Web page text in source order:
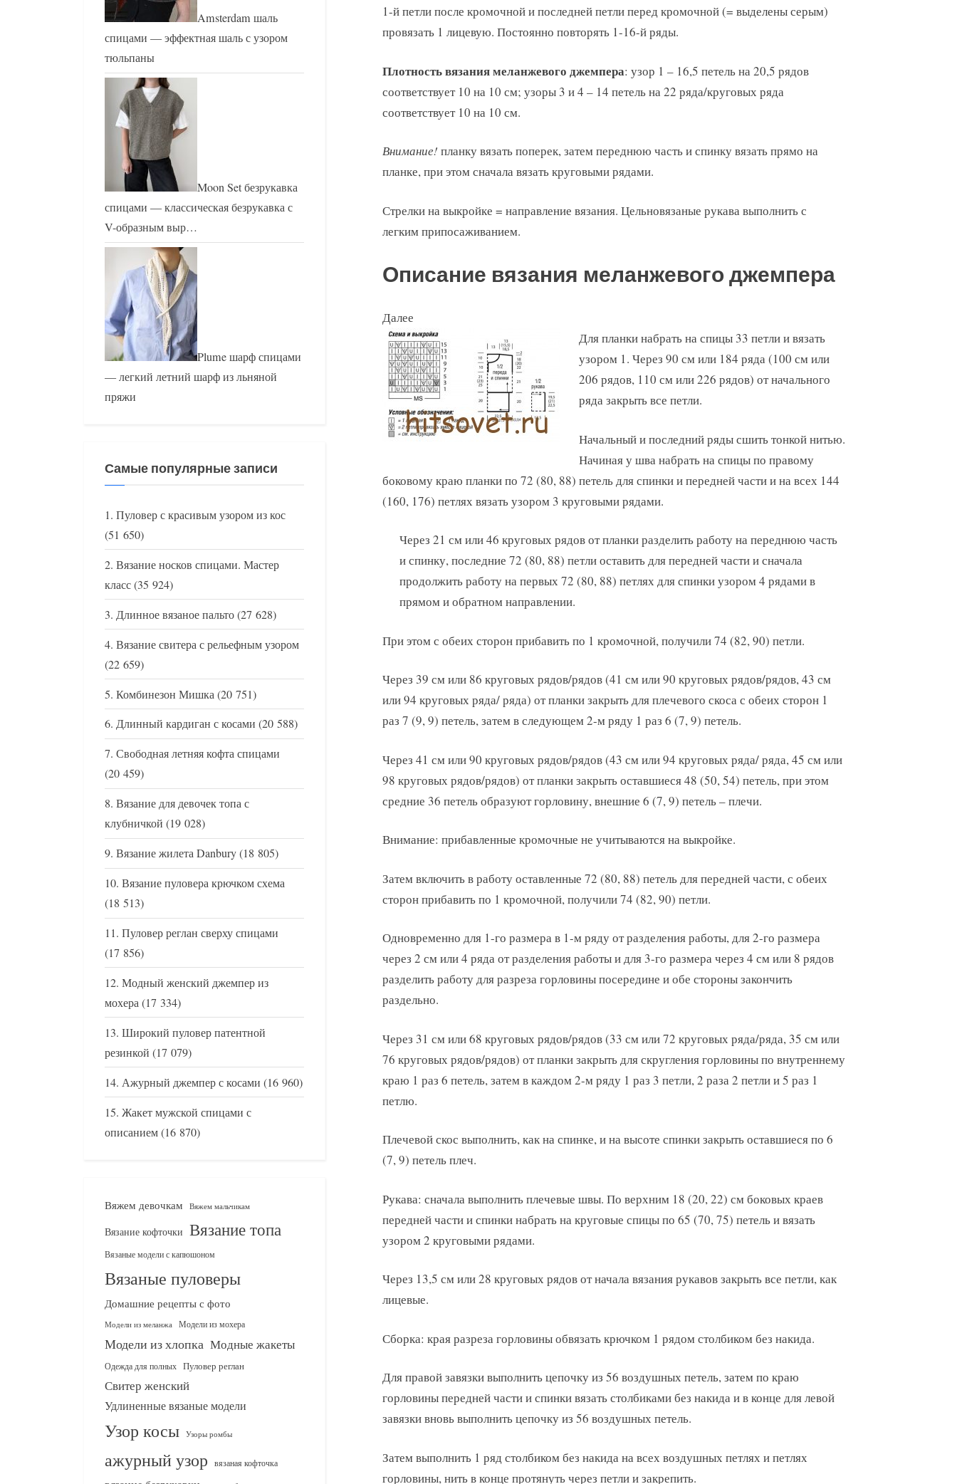
1-й петли после кромочной и последней петли перед кромочной (= выделены серым)
провязать 1 лицевую. Постоянно повторять 1-16-й ряды.
Плотность вязания меланжевого джемпера: узор 1 – 16,5 петель на 20,5 рядов
соответствует 10 на 10 см; узоры 3 и 4 – 14 петель на 22 ряда/круговых ряда
соответствует 10 на 10 см.
Внимание! планку вязать поперек, затем переднюю часть и спинку вязать прямо на
планке, при этом сначала вязать круговыми рядами.
Стрелки на выкройке = направление вязания. Цельновязаные рукава выполнить с
легким припосаживанием.
Описание вязания меланжевого джемпера
Далее
Для планки набрать на спицы 33 петли и вязать
узором 1. Через 90 см или 184 ряда (100 см или
206 рядов, 110 см или 226 рядов) от начального
ряда закрыть все петли.
Начальный и последний ряды сшить тонкой нитью.
Начиная у шва набрать на спицы по правому
боковому краю планки по 72 (80, 88) петель для спинки и передней части и на всех 144
(160, 176) петлях вязать узором 3 круговыми рядами.
Через 21 см или 46 круговых рядов от планки разделить работу на переднюю часть
и спинку, последние 72 (80, 88) петли оставить для передней части и сначала
продолжить работу на первых 72 (80, 88) петлях для спинки узором 4 рядами в
прямом и обратном направлении.
При этом с обеих сторон прибавить по 1 кромочной, получили 74 (82, 90) петли.
Через 39 см или 86 круговых рядов/рядов (41 см или 90 круговых рядов/рядов, 43 см
или 94 круговых ряда/ ряда) от планки закрыть для плечевого скоса с обеих сторон 1
раз 7 (9, 9) петель, затем в следующем 2-м ряду 1 раз 6 (7, 9) петель.
Через 41 см или 90 круговых рядов/рядов (43 см или 94 круговых ряда/ ряда, 45 см или
98 круговых рядов/рядов) от планки закрыть оставшиеся 48 (50, 54) петель, при этом
средние 36 петель образуют горловину, внешние 6 (7, 9) петель – плечи.
Внимание: прибавленные кромочные не учитываются на выкройке.
Затем включить в работу оставленные 72 (80, 88) петель для передней части, с обеих
сторон прибавить по 1 кромочной, получили 74 (82, 90) петли.
Одновременно для 1-го размера в 1-м ряду от разделения работы, для 2-го размера
через 2 см или 4 ряда от разделения работы и для 3-го размера через 4 см или 8 рядов
разделить работу для разреза горловины посередине и обе стороны закончить
раздельно.
Через 31 см или 68 круговых рядов/рядов (33 см или 72 круговых ряда/ряда, 35 см или
76 круговых рядов/рядов) от планки закрыть для скругления горловины по внутреннему
краю 1 раз 6 петель, затем в каждом 2-м ряду 1 раз 3 петли, 2 раза 2 петли и 5 раз 1
петлю.
Плечевой скос выполнить, как на спинке, и на высоте спинки закрыть оставшиеся по 6
(7, 9) петель плеч.
Рукава: сначала выполнить плечевые швы. По верхним 18 (20, 22) см боковых краев
передней части и спинки набрать на круговые спицы по 65 (70, 75) петель и вязать
узором 2 круговыми рядами.
Через 13,5 см или 28 круговых рядов от начала вязания рукавов закрыть все петли, как
лицевые.
Сборка: края разреза горловины обвязать крючком 1 рядом столбиком без накида.
Для правой завязки выполнить цепочку из 56 воздушных петель, затем по краю
горловины передней части и спинки вязать столбиками без накида и в конце для левой
завязки вновь выполнить цепочку из 56 воздушных петель.
Затем выполнить 1 ряд столбиком без накида на всех воздушных петлях и петлях
горловины, нить в конце протянуть через петли и закрепить.
Amsterdam шаль
спицами — эффектная шаль с узором
тюльпаны
Moon Set безрукавка
спицами — классическая безрукавка с
V-образным выр…
Plume шарф спицами
— легкий летний шарф из льняной
пряжи
Самые популярные записи
Пуловер с красивым узором из кос
(51 650)
Вязание носков спицами. Мастер
класс(35 924)
Длинное вязаное пальто(27 628)
Вязание свитера с рельефным узором
(22 659)
Комбинезон Мишка(20 751)
Длинный кардиган с косами (20 588)
Свободная летняя кофта спицами
(20 459)
Вязание для девочек топа с
клубничкой (19 028)
Вязание жилета Danbury(18 805)
Вязание пуловера крючком схема
(18 513)
Пуловер реглан сверху спицами
(17 856)
Модный женский джемпер из
мохера(17 334)
Широкий пуловер патентной
резинкой (17 079)
Ажурный джемпер с косами (16 960)
Жакет мужской спицами с
описанием(16 870)
Вяжем девочкам Вяжем мальчикам
Вязание кофточки Вязание топа
Вязаные модели с капюшоном
Вязаные пуловеры
Домашние рецепты с фото
Модели из меланжа Модели из мохера
Модели из хлопка Модные жакеты
Одежда для полных Пуловер реглан
Свитер женский
Удлиненные вязаные модели
Узор косы Узоры ромбы
ажурный узор вязаная кофточка